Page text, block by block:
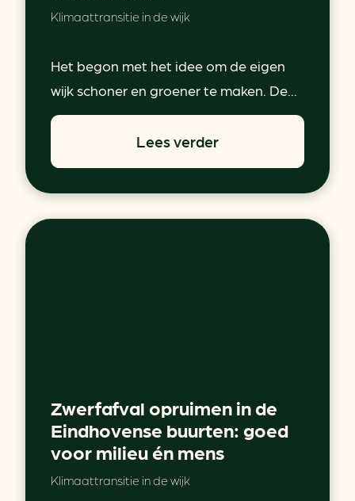
Klimaattransitie in de wijk
Het begon met het idee om de eigen
wijk schoner en groener te maken. De...
Lees verder
Zwerfafval opruimen in de
Eindhovense buurten: goed
voor milieu én mens
Klimaattransitie in de wijk